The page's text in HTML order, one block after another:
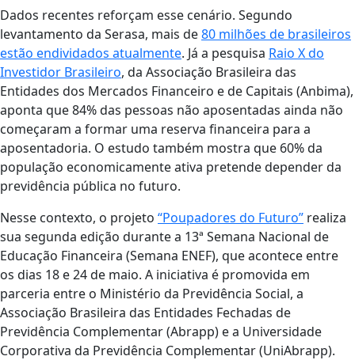
Dados recentes reforçam esse cenário. Segundo
levantamento da Serasa, mais de80 milhões de brasileiros
estão endividados atualmente. Já a pesquisa Raio X do
Investidor Brasileiro, da Associação Brasileira das
Entidades dos Mercados Financeiro e de Capitais (Anbima),
aponta que 84% das pessoas não aposentadas ainda não
começaram a formar uma reserva financeira para a
aposentadoria. O estudo também mostra que 60% da
população economicamente ativa pretende depender da
previdência pública no futuro.
Nesse contexto, o projeto “Poupadores do Futuro” realiza
sua segunda edição durante a 13ª Semana Nacional de
Educação Financeira (Semana ENEF), que acontece entre
os dias 18 e 24 de maio. A iniciativa é promovida em
parceria entre o Ministério da Previdência Social, a
Associação Brasileira das Entidades Fechadas de
Previdência Complementar (Abrapp) e a Universidade
Corporativa da Previdência Complementar (UniAbrapp).